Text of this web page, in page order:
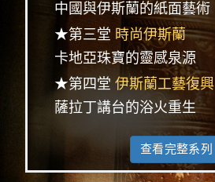
中國與伊斯蘭的紙面藝術
★第三堂 時尚伊斯蘭
卡地亞珠寶的靈感泉源
★第四堂 伊斯蘭工藝復興
薩拉丁講台的浴火重生
查看完整系列